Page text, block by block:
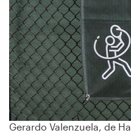
Gerardo Valenzuela, de